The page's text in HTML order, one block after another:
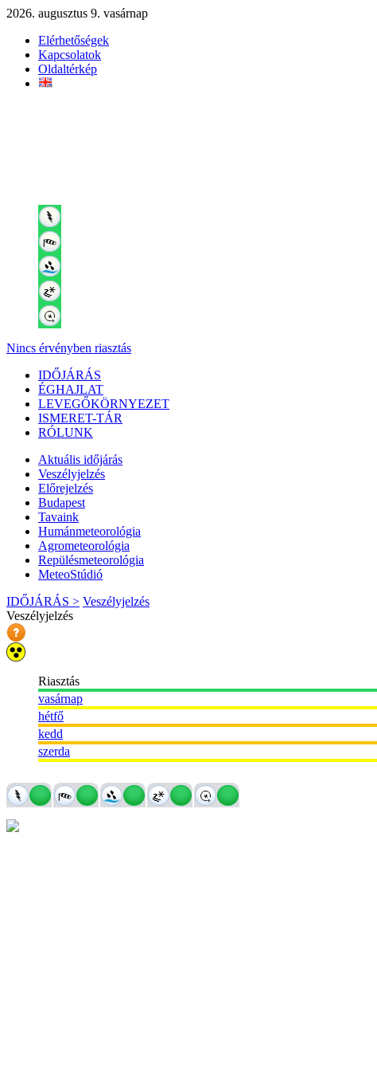
2026. augusztus 9. vasárnap
Elérhetőségek
Kapcsolatok
Oldaltérkép
Nincs érvényben riasztás
IDŐJÁRÁS
ÉGHAJLAT
LEVEGŐKÖRNYEZET
ISMERET-TÁR
RÓLUNK
Aktuális időjárás
Veszélyjelzés
Előrejelzés
Budapest
Tavaink
Humánmeteorológia
Agrometeorológia
Repülésmeteorológia
MeteoStúdió
IDŐJÁRÁS > Veszélyjelzés
Veszélyjelzés
Riasztás
vasárnap
hétfő
kedd
szerda